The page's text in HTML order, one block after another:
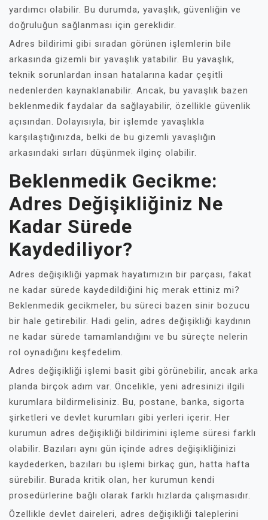
yardımcı olabilir. Bu durumda, yavaşlık, güvenliğin ve
doğruluğun sağlanması için gereklidir.
Adres bildirimi gibi sıradan görünen işlemlerin bile
arkasında gizemli bir yavaşlık yatabilir. Bu yavaşlık,
teknik sorunlardan insan hatalarına kadar çeşitli
nedenlerden kaynaklanabilir. Ancak, bu yavaşlık bazen
beklenmedik faydalar da sağlayabilir, özellikle güvenlik
açısından. Dolayısıyla, bir işlemde yavaşlıkla
karşılaştığınızda, belki de bu gizemli yavaşlığın
arkasındaki sırları düşünmek ilginç olabilir.
Beklenmedik Gecikme:
Adres Değişikliğiniz Ne
Kadar Sürede
Kaydediliyor?
Adres değişikliği yapmak hayatımızın bir parçası, fakat
ne kadar sürede kaydedildiğini hiç merak ettiniz mi?
Beklenmedik gecikmeler, bu süreci bazen sinir bozucu
bir hale getirebilir. Hadi gelin, adres değişikliği kaydının
ne kadar sürede tamamlandığını ve bu süreçte nelerin
rol oynadığını keşfedelim.
Adres değişikliği işlemi basit gibi görünebilir, ancak arka
planda birçok adım var. Öncelikle, yeni adresinizi ilgili
kurumlara bildirmelisiniz. Bu, postane, banka, sigorta
şirketleri ve devlet kurumları gibi yerleri içerir. Her
kurumun adres değişikliği bildirimini işleme süresi farklı
olabilir. Bazıları aynı gün içinde adres değişikliğinizi
kaydederken, bazıları bu işlemi birkaç gün, hatta hafta
sürebilir. Burada kritik olan, her kurumun kendi
prosedürlerine bağlı olarak farklı hızlarda çalışmasıdır.
Özellikle devlet daireleri, adres değişikliği taleplerini